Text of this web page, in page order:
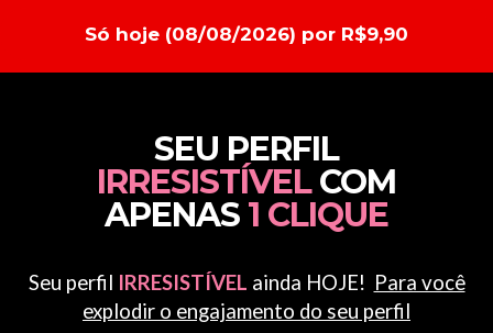
Só hoje (08/08/2026) por R$9,90
SEU PERFIL
IRRESISTÍVELCOM
APENAS 1 CLIQUE
Seu perfil IRRESISTÍVEL ainda HOJE! Para você
explodir o engajamento do seu perfil